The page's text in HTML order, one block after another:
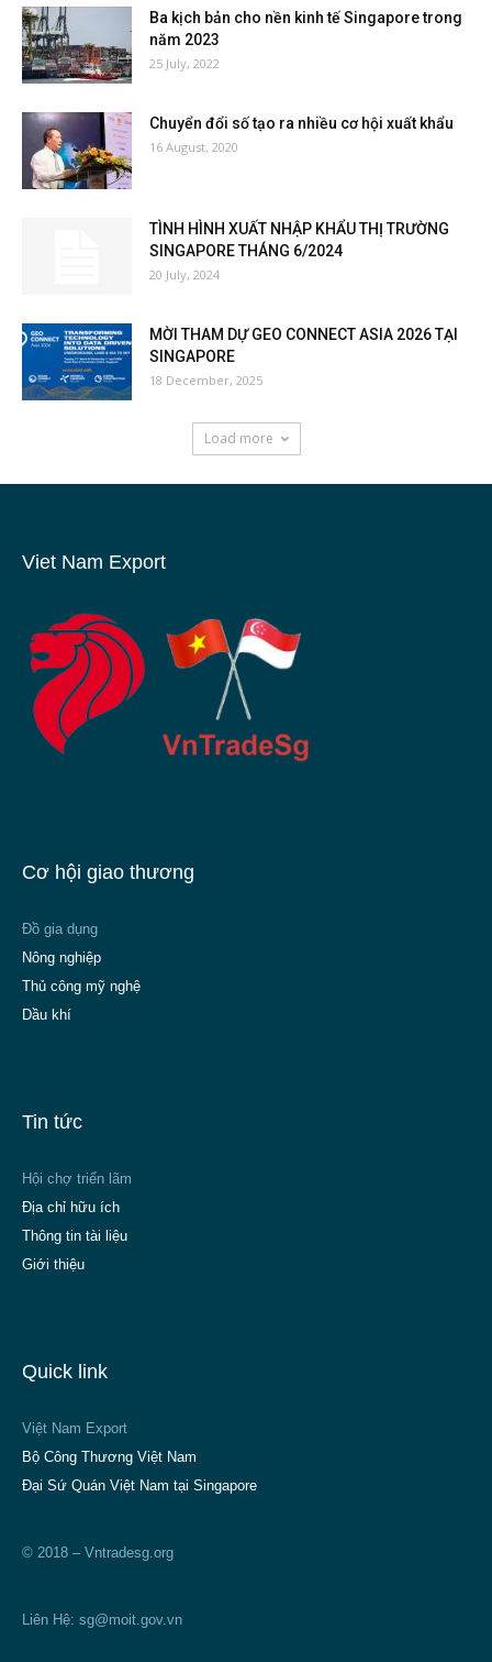
Ba kịch bản cho nền kinh tế Singapore trong
năm 2023
25 July, 2022
Chuyển đổi số tạo ra nhiều cơ hội xuất khẩu
16 August, 2020
TÌNH HÌNH XUẤT NHẬP KHẨU THỊ TRƯỜNG
SINGAPORE THÁNG 6/2024
20 July, 2024
MỜI THAM DỰ GEO CONNECT ASIA 2026 TẠI
SINGAPORE
18 December, 2025
Load more
Viet Nam Export
Cơ hội giao thương
Đồ gia dụng
Nông nghiệp
Thủ công mỹ nghệ
Dầu khí
Tin tức
Hội chợ triển lãm
Địa chỉ hữu ích
Thông tin tài liệu
Giới thiệu
Quick link
Việt Nam Export
Bộ Công Thương Việt Nam
Đại Sứ Quán Việt Nam tại Singapore
© 2018 – Vntradesg.org
Liên Hệ: sg@moit.gov.vn